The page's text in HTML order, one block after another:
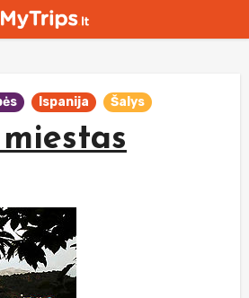
Ispanija Šalys